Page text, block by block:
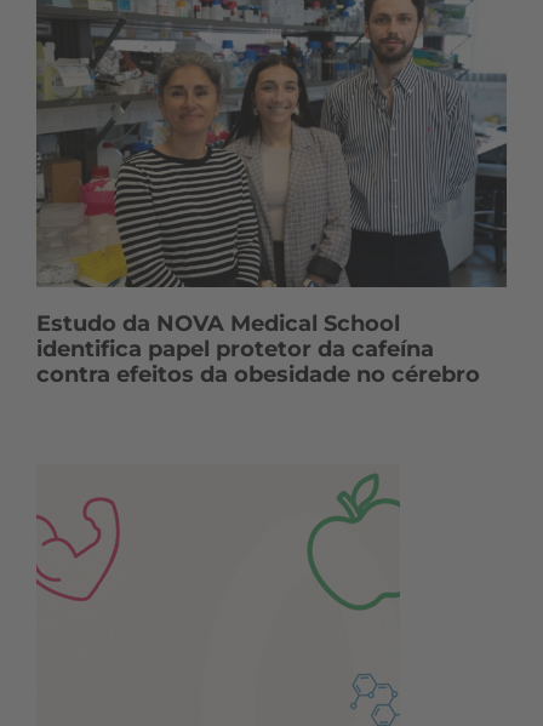
Estudo da NOVA Medical School
identifica papel protetor da cafeína
contra efeitos da obesidade no cérebro